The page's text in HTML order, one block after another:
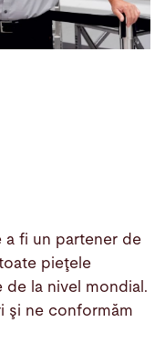
fi un partener de
pieţele
la nivel mondial.
şi ne conformăm